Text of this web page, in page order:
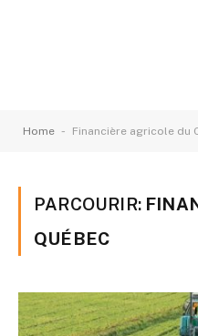
Home - Financière agricole du
PARCOURIR:
QUÉBEC